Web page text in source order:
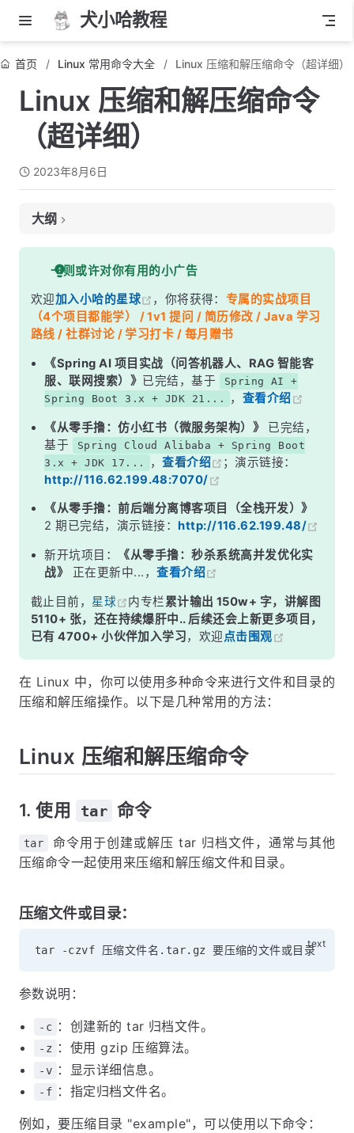
犬小哈教程
首页 Linux 常用命令大全 Linux 压缩和解压缩命令（超详细）
Linux 压缩和解压缩命令
（超详细）
2023年8月6日
大纲
Linux 压缩和解压缩命令
1. 使用 tar 命令
2. 使用 zip 和 unzip 命令
注意事项：
一则或许对你有用的小广告
欢迎加入小哈的星球 ，你将获得： 专属的实战项目
（4个项目都能学） / 1v1 提问 / 简历修改 / Java 学习
路线 / 社群讨论 / 学习打卡 / 每月赠书
《Spring AI 项目实战（问答机器人、RAG 智能客
服、联网搜索）》 已完结，基于
Spring AI +
Spring Boot 3.x + JDK 21...
， 查看介绍
《从零手撸：仿小红书（微服务架构）》
已完结，
基于
Spring Cloud Alibaba + Spring Boot
3.x + JDK 17...
，查看介绍
；演示链接：
http://116.62.199.48:7070/
《从零手撸：前后端分离博客项目（全栈开发）》
2 期已完结，演示链接： http://116.62.199.48/
新开坑项目：
《从零手撸：秒杀系统高并发优化实
战》
正在更新中...，查看介绍
截止目前， 星球 内专栏累计输出 150w+ 字，讲解图
5110+ 张，还在持续爆肝中.. 后续还会上新更多项目，
已有 4700+ 小伙伴加入学习，欢迎点击围观
在 Linux 中，你可以使用多种命令来进行文件和目录的
压缩和解压缩操作。以下是几种常用的方法：
Linux 压缩和解压缩命令
1. 使用 tar 命令
tar
命令用于创建或解压 tar 归档文件，通常与其他
压缩命令一起使用来压缩和解压缩文件和目录。
压缩文件或目录：
tar -czvf 压缩文件名.tar.gz 要压缩的文件或目录
参数说明：
-c ：创建新的 tar 归档文件。
-z ：使用 gzip 压缩算法。
-v ：显示详细信息。
-f ：指定归档文件名。
例如，要压缩目录 "example"，可以使用以下命令：